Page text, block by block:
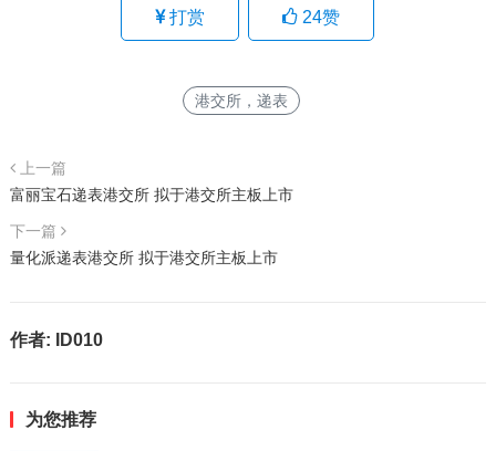
打赏 24赞
港交所，递表
上一篇
富丽宝石递表港交所 拟于港交所主板上市
下一篇
量化派递表港交所 拟于港交所主板上市
作者: ID010
为您推荐